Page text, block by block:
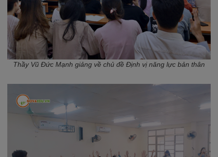
Thầy Vũ Đức Mạnh giảng về chủ đề Định vị năng lực bản thân